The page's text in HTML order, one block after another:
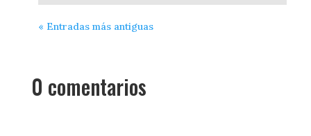
« Entradas más antiguas
0 comentarios